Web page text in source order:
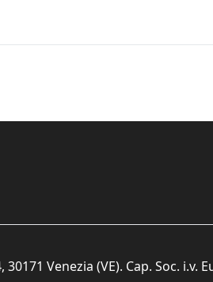
Venezia (VE). Cap. Soc. i.v.